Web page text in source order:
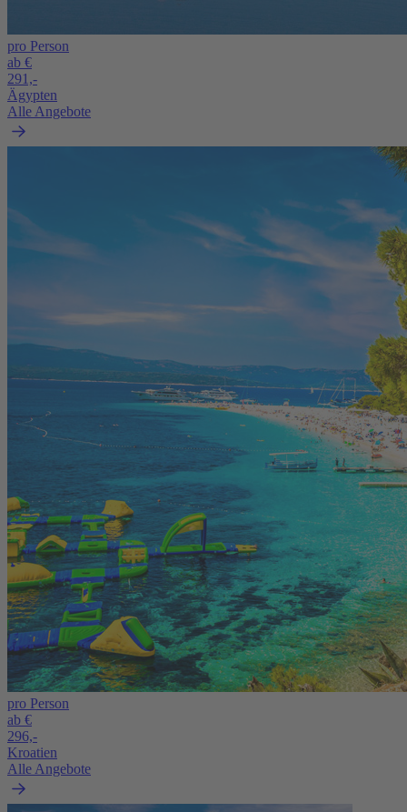
pro Person
ab €
291,-
Ägypten
Alle Angebote
pro Person
ab €
296,-
Kroatien
Alle Angebote